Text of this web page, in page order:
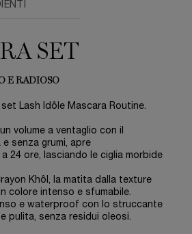
SET
E RADIOSO
Lash Idôle Mascara Routine.
volume a ventaglio con il
e senza grumi, apre
24 ore, lasciando le ciglia morbide
Khôl, la matita dalla texture
colore intenso e sfumabile.
e waterproof con lo struccante
pulita, senza residui oleosi.